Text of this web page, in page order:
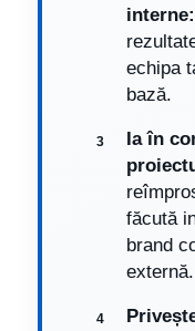
interne:
echipa
bază.
Ia în
făcută
brand
externă.